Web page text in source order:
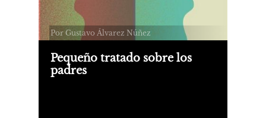
Por Gustavo Álvarez Núñez
Pequeño tratado sobre los
padres